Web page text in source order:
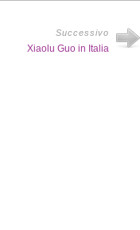
Successivo
Xiaolu Guo in Italia